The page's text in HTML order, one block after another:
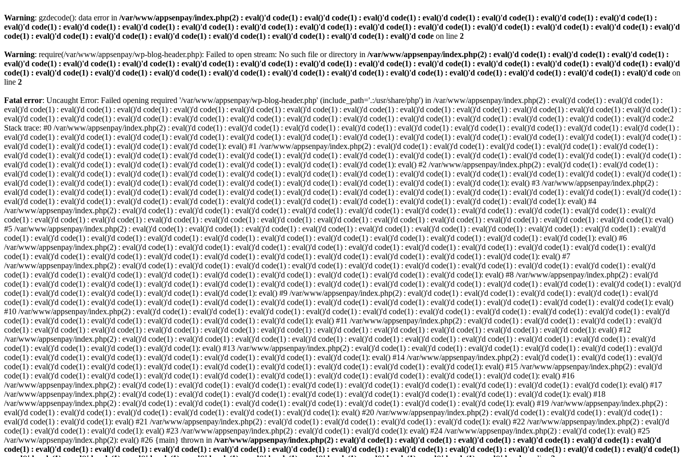
Warning: gzdecode(): data error in /var/www/appsenpay/index.php(2) : eval()'d code(1) : eval()'d code(1) : eval()'d code(1) : eval()'d code(1) : eval()'d code(1) : eval()'d code(1) : eval()'d code(1) :
eval()'d code(1) : eval()'d code(1) : eval()'d code(1) : eval()'d code(1) : eval()'d code(1) : eval()'d code(1) : eval()'d code(1) : eval()'d code(1) : eval()'d code(1) : eval()'d code(1) : eval()'d code(1) : eval()'d
code(1) : eval()'d code(1) : eval()'d code(1) : eval()'d code(1) : eval()'d code(1) : eval()'d code(1) : eval()'d code(1) : eval()'d code on line 2
Warning: require(/var/www/appsenpay/wp-blog-header.php): Failed to open stream: No such file or directory in /var/www/appsenpay/index.php(2) : eval()'d code(1) : eval()'d code(1) : eval()'d code(1) :
eval()'d code(1) : eval()'d code(1) : eval()'d code(1) : eval()'d code(1) : eval()'d code(1) : eval()'d code(1) : eval()'d code(1) : eval()'d code(1) : eval()'d code(1) : eval()'d code(1) : eval()'d code(1) : eval()'d
code(1) : eval()'d code(1) : eval()'d code(1) : eval()'d code(1) : eval()'d code(1) : eval()'d code(1) : eval()'d code(1) : eval()'d code(1) : eval()'d code(1) : eval()'d code(1) : eval()'d code(1) : eval()'d code on
line 2
Fatal error: Uncaught Error: Failed opening required '/var/www/appsenpay/wp-blog-header.php' (include_path='.:/usr/share/php') in /var/www/appsenpay/index.php(2) : eval()'d code(1) : eval()'d code(1) :
eval()'d code(1) : eval()'d code(1) : eval()'d code(1) : eval()'d code(1) : eval()'d code(1) : eval()'d code(1) : eval()'d code(1) : eval()'d code(1) : eval()'d code(1) : eval()'d code(1) : eval()'d code(1) : eval()'d code(1) :
eval()'d code(1) : eval()'d code(1) : eval()'d code(1) : eval()'d code(1) : eval()'d code(1) : eval()'d code(1) : eval()'d code(1) : eval()'d code(1) : eval()'d code(1) : eval()'d code(1) : eval()'d code(1) : eval()'d code:2
Stack trace: #0 /var/www/appsenpay/index.php(2) : eval()'d code(1) : eval()'d code(1) : eval()'d code(1) : eval()'d code(1) : eval()'d code(1) : eval()'d code(1) : eval()'d code(1) : eval()'d code(1) : eval()'d code(1) :
eval()'d code(1) : eval()'d code(1) : eval()'d code(1) : eval()'d code(1) : eval()'d code(1) : eval()'d code(1) : eval()'d code(1) : eval()'d code(1) : eval()'d code(1) : eval()'d code(1) : eval()'d code(1) : eval()'d code(1) :
eval()'d code(1) : eval()'d code(1) : eval()'d code(1) : eval()'d code(1): eval() #1 /var/www/appsenpay/index.php(2) : eval()'d code(1) : eval()'d code(1) : eval()'d code(1) : eval()'d code(1) : eval()'d code(1) :
eval()'d code(1) : eval()'d code(1) : eval()'d code(1) : eval()'d code(1) : eval()'d code(1) : eval()'d code(1) : eval()'d code(1) : eval()'d code(1) : eval()'d code(1) : eval()'d code(1) : eval()'d code(1) : eval()'d code(1) :
eval()'d code(1) : eval()'d code(1) : eval()'d code(1) : eval()'d code(1) : eval()'d code(1) : eval()'d code(1) : eval()'d code(1): eval() #2 /var/www/appsenpay/index.php(2) : eval()'d code(1) : eval()'d code(1) :
eval()'d code(1) : eval()'d code(1) : eval()'d code(1) : eval()'d code(1) : eval()'d code(1) : eval()'d code(1) : eval()'d code(1) : eval()'d code(1) : eval()'d code(1) : eval()'d code(1) : eval()'d code(1) : eval()'d code(1) :
eval()'d code(1) : eval()'d code(1) : eval()'d code(1) : eval()'d code(1) : eval()'d code(1) : eval()'d code(1) : eval()'d code(1) : eval()'d code(1) : eval()'d code(1): eval() #3 /var/www/appsenpay/index.php(2) :
eval()'d code(1) : eval()'d code(1) : eval()'d code(1) : eval()'d code(1) : eval()'d code(1) : eval()'d code(1) : eval()'d code(1) : eval()'d code(1) : eval()'d code(1) : eval()'d code(1) : eval()'d code(1) : eval()'d code(1) :
eval()'d code(1) : eval()'d code(1) : eval()'d code(1) : eval()'d code(1) : eval()'d code(1) : eval()'d code(1) : eval()'d code(1) : eval()'d code(1) : eval()'d code(1) : eval()'d code(1): eval() #4
/var/www/appsenpay/index.php(2) : eval()'d code(1) : eval()'d code(1) : eval()'d code(1) : eval()'d code(1) : eval()'d code(1) : eval()'d code(1) : eval()'d code(1) : eval()'d code(1) : eval()'d code(1) : eval()'d
code(1) : eval()'d code(1) : eval()'d code(1) : eval()'d code(1) : eval()'d code(1) : eval()'d code(1) : eval()'d code(1) : eval()'d code(1) : eval()'d code(1) : eval()'d code(1) : eval()'d code(1) : eval()'d code(1): eval()
#5 /var/www/appsenpay/index.php(2) : eval()'d code(1) : eval()'d code(1) : eval()'d code(1) : eval()'d code(1) : eval()'d code(1) : eval()'d code(1) : eval()'d code(1) : eval()'d code(1) : eval()'d code(1) : eval()'d
code(1) : eval()'d code(1) : eval()'d code(1) : eval()'d code(1) : eval()'d code(1) : eval()'d code(1) : eval()'d code(1) : eval()'d code(1) : eval()'d code(1) : eval()'d code(1) : eval()'d code(1): eval() #6
/var/www/appsenpay/index.php(2) : eval()'d code(1) : eval()'d code(1) : eval()'d code(1) : eval()'d code(1) : eval()'d code(1) : eval()'d code(1) : eval()'d code(1) : eval()'d code(1) : eval()'d code(1) : eval()'d
code(1) : eval()'d code(1) : eval()'d code(1) : eval()'d code(1) : eval()'d code(1) : eval()'d code(1) : eval()'d code(1) : eval()'d code(1) : eval()'d code(1) : eval()'d code(1): eval() #7
/var/www/appsenpay/index.php(2) : eval()'d code(1) : eval()'d code(1) : eval()'d code(1) : eval()'d code(1) : eval()'d code(1) : eval()'d code(1) : eval()'d code(1) : eval()'d code(1) : eval()'d code(1) : eval()'d
code(1) : eval()'d code(1) : eval()'d code(1) : eval()'d code(1) : eval()'d code(1) : eval()'d code(1) : eval()'d code(1) : eval()'d code(1) : eval()'d code(1): eval() #8 /var/www/appsenpay/index.php(2) : eval()'d
code(1) : eval()'d code(1) : eval()'d code(1) : eval()'d code(1) : eval()'d code(1) : eval()'d code(1) : eval()'d code(1) : eval()'d code(1) : eval()'d code(1) : eval()'d code(1) : eval()'d code(1) : eval()'d code(1) : eval()'d
code(1) : eval()'d code(1) : eval()'d code(1) : eval()'d code(1) : eval()'d code(1): eval() #9 /var/www/appsenpay/index.php(2) : eval()'d code(1) : eval()'d code(1) : eval()'d code(1) : eval()'d code(1) : eval()'d
code(1) : eval()'d code(1) : eval()'d code(1) : eval()'d code(1) : eval()'d code(1) : eval()'d code(1) : eval()'d code(1) : eval()'d code(1) : eval()'d code(1) : eval()'d code(1) : eval()'d code(1) : eval()'d code(1): eval()
#10 /var/www/appsenpay/index.php(2) : eval()'d code(1) : eval()'d code(1) : eval()'d code(1) : eval()'d code(1) : eval()'d code(1) : eval()'d code(1) : eval()'d code(1) : eval()'d code(1) : eval()'d code(1) : eval()'d
code(1) : eval()'d code(1) : eval()'d code(1) : eval()'d code(1) : eval()'d code(1) : eval()'d code(1): eval() #11 /var/www/appsenpay/index.php(2) : eval()'d code(1) : eval()'d code(1) : eval()'d code(1) : eval()'d
code(1) : eval()'d code(1) : eval()'d code(1) : eval()'d code(1) : eval()'d code(1) : eval()'d code(1) : eval()'d code(1) : eval()'d code(1) : eval()'d code(1) : eval()'d code(1) : eval()'d code(1): eval() #12
/var/www/appsenpay/index.php(2) : eval()'d code(1) : eval()'d code(1) : eval()'d code(1) : eval()'d code(1) : eval()'d code(1) : eval()'d code(1) : eval()'d code(1) : eval()'d code(1) : eval()'d code(1) : eval()'d
code(1) : eval()'d code(1) : eval()'d code(1) : eval()'d code(1): eval() #13 /var/www/appsenpay/index.php(2) : eval()'d code(1) : eval()'d code(1) : eval()'d code(1) : eval()'d code(1) : eval()'d code(1) : eval()'d
code(1) : eval()'d code(1) : eval()'d code(1) : eval()'d code(1) : eval()'d code(1) : eval()'d code(1) : eval()'d code(1): eval() #14 /var/www/appsenpay/index.php(2) : eval()'d code(1) : eval()'d code(1) : eval()'d
code(1) : eval()'d code(1) : eval()'d code(1) : eval()'d code(1) : eval()'d code(1) : eval()'d code(1) : eval()'d code(1) : eval()'d code(1) : eval()'d code(1): eval() #15 /var/www/appsenpay/index.php(2) : eval()'d
code(1) : eval()'d code(1) : eval()'d code(1) : eval()'d code(1) : eval()'d code(1) : eval()'d code(1) : eval()'d code(1) : eval()'d code(1) : eval()'d code(1) : eval()'d code(1): eval() #16
/var/www/appsenpay/index.php(2) : eval()'d code(1) : eval()'d code(1) : eval()'d code(1) : eval()'d code(1) : eval()'d code(1) : eval()'d code(1) : eval()'d code(1) : eval()'d code(1) : eval()'d code(1): eval() #17
/var/www/appsenpay/index.php(2) : eval()'d code(1) : eval()'d code(1) : eval()'d code(1) : eval()'d code(1) : eval()'d code(1) : eval()'d code(1) : eval()'d code(1) : eval()'d code(1): eval() #18
/var/www/appsenpay/index.php(2) : eval()'d code(1) : eval()'d code(1) : eval()'d code(1) : eval()'d code(1) : eval()'d code(1) : eval()'d code(1) : eval()'d code(1): eval() #19 /var/www/appsenpay/index.php(2) :
eval()'d code(1) : eval()'d code(1) : eval()'d code(1) : eval()'d code(1) : eval()'d code(1) : eval()'d code(1): eval() #20 /var/www/appsenpay/index.php(2) : eval()'d code(1) : eval()'d code(1) : eval()'d code(1) :
eval()'d code(1) : eval()'d code(1): eval() #21 /var/www/appsenpay/index.php(2) : eval()'d code(1) : eval()'d code(1) : eval()'d code(1) : eval()'d code(1): eval() #22 /var/www/appsenpay/index.php(2) : eval()'d
code(1) : eval()'d code(1) : eval()'d code(1): eval() #23 /var/www/appsenpay/index.php(2) : eval()'d code(1) : eval()'d code(1): eval() #24 /var/www/appsenpay/index.php(2) : eval()'d code(1): eval() #25
/var/www/appsenpay/index.php(2): eval() #26 {main} thrown in /var/www/appsenpay/index.php(2) : eval()'d code(1) : eval()'d code(1) : eval()'d code(1) : eval()'d code(1) : eval()'d code(1) : eval()'d
code(1) : eval()'d code(1) : eval()'d code(1) : eval()'d code(1) : eval()'d code(1) : eval()'d code(1) : eval()'d code(1) : eval()'d code(1) : eval()'d code(1) : eval()'d code(1) : eval()'d code(1) : eval()'d code(1)